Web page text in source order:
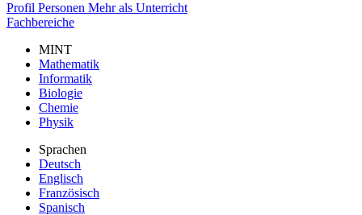
Profil Personen Mehr als Unterricht
Fachbereiche
MINT
Mathematik
Informatik
Biologie
Chemie
Physik
Sprachen
Deutsch
Englisch
Französisch
Spanisch